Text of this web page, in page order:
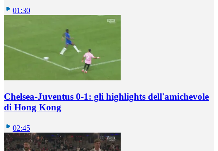
01:30
Chelsea-Juventus 0-1: gli highlights dell'amichevole
di Hong Kong
02:45